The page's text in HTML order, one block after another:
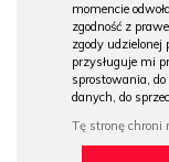
momencie
zgodność z
zgody udzielonej
przysługuje mi
sprostowania,
danych, do